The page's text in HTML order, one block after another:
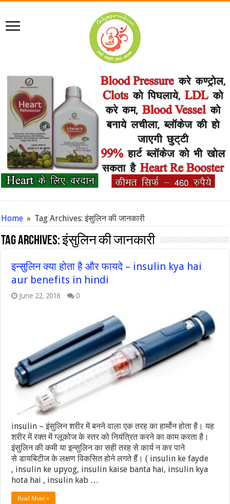
Home » Tag Archives: इंसुलिन की जानकारी
Tag Archives:इंसुलिन की जानकारी
इन्सुलिन क्या होता है और फायदे – insulin kya hai
aur benefits in hindi
June 22, 2018 0
insulin – इंसुलिन शरीर में बनने वाला एक तरह का हार्मोन होता है। यह
शरीर में रक्त में ग्लूकोज के स्तर को नियंत्रित करने का काम करता है।
इंसुलिन की कमी या इन्सुलिन का सही तरह से कार्य न कर पाने
से डायबिटीज के लक्षण विकसित होने लगते हैं। ( insulin ke fayde
, insulin ke upyog, insulin kaise banta hai, insulin kya
hota hai , insulin kab …
Read More »